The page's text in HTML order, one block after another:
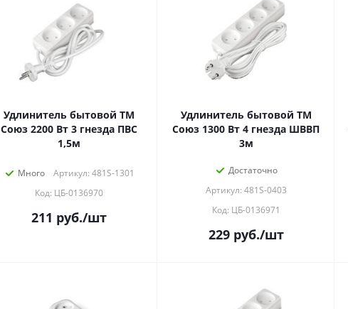
Удлинитель бытовой ТМ
Союз 2200 Вт 3 гнезда ПВС
1,5м
Много
Артикул: 481S-1301
Код: ЦБ-0136970
211 руб./шт
Удлинитель бытовой ТМ
Союз 1300 Вт 4 гнезда ШВВП
3м
Достаточно
Артикул: 481S-0403
Код: ЦБ-0136971
229руб./шт